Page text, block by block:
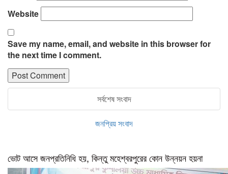
Website
Save my name, email, and website in this browser for
the next time I comment.
সর্বশেষ সংবাদ
জনপ্রিয় সংবাদ
ভোট আসে জনপ্রতিনিধি হয়, কিন্তু মহেশ্বরপুরের কোন উন্নয়ন হয়না